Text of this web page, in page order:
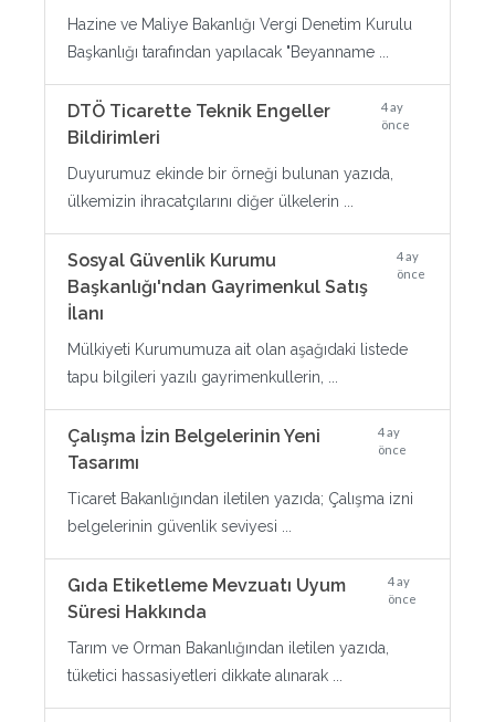
Hazine ve Maliye Bakanlığı Vergi Denetim Kurulu
Başkanlığı tarafından yapılacak "Beyanname ...
DTÖ Ticarette Teknik Engeller
Bildirimleri
4 ay
önce
Duyurumuz ekinde bir örneği bulunan yazıda,
ülkemizin ihracatçılarını diğer ülkelerin ...
Sosyal Güvenlik Kurumu
Başkanlığı'ndan Gayrimenkul Satış
İlanı
4 ay
önce
Mülkiyeti Kurumumuza ait olan aşağıdaki listede
tapu bilgileri yazılı gayrimenkullerin, ...
Çalışma İzin Belgelerinin Yeni
Tasarımı
4 ay
önce
Ticaret Bakanlığından iletilen yazıda; Çalışma izni
belgelerinin güvenlik seviyesi ...
Gıda Etiketleme Mevzuatı Uyum
Süresi Hakkında
4 ay
önce
Tarım ve Orman Bakanlığından iletilen yazıda,
tüketici hassasiyetleri dikkate alınarak ...